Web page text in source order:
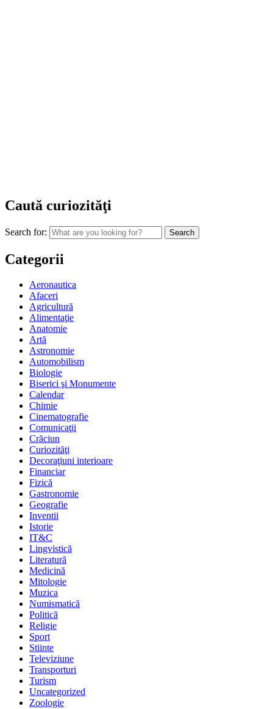
Caută curiozităţi
Search for:
Categorii
Aeronautica
Afaceri
Agricultură
Alimentaţie
Anatomie
Artă
Astronomie
Automobilism
Biologie
Biserici şi Monumente
Calendar
Chimie
Cinematografie
Comunicaţii
Crăciun
Curiozităţi
Decoraţiuni interioare
Financiar
Fizică
Gastronomie
Geografie
Inventii
Istorie
IT&C
Lingvistică
Literatură
Medicină
Mitologie
Muzica
Numismatică
Politică
Religie
Sport
Stiinte
Televiziune
Transporturi
Turism
Uncategorized
Zoologie